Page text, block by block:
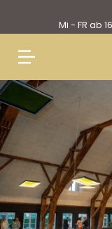
Springe
zum
Inhalt
Mi - FR ab